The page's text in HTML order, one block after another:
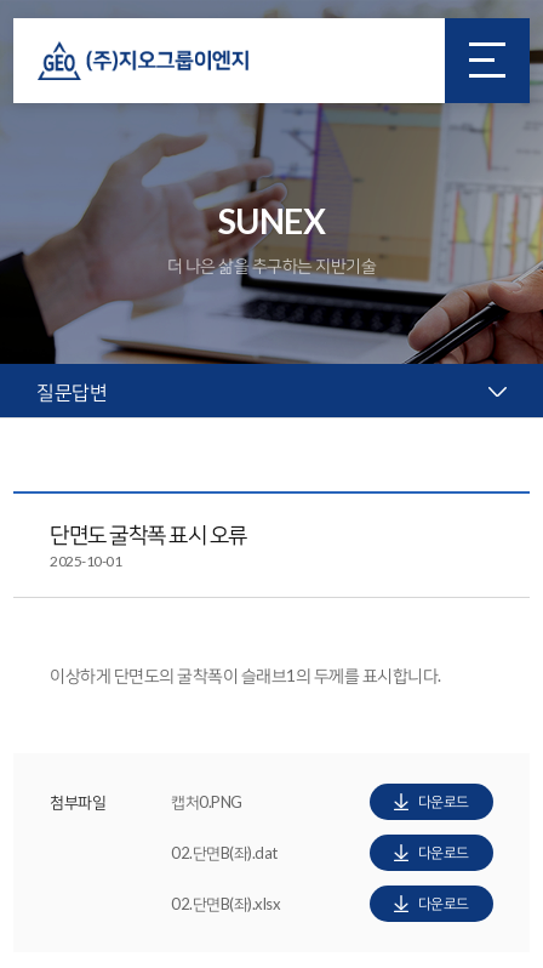
SUNEX
더 나은 삶을 추구하는 지반기술
질문답변
단면도 굴착폭 표시 오류
2025-10-01
이상하게 단면도의 굴착폭이 슬래브1의 두께를 표시합니다.
첨부파일 캡처0.PNG 다운로드
02.단면B(좌).dat 다운로드
02.단면B(좌).xlsx 다운로드